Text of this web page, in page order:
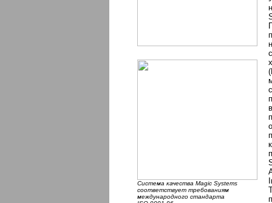
Система качества Magic Systems
соответствует требованиям
международного стандарта